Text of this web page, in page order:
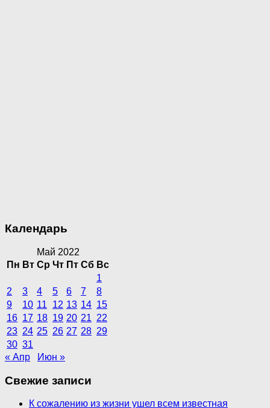
Календарь
Май 2022
Пн Вт Ср Чт Пт Сб Вс
1
2
3 4 5 6 7
8
9
10 11 12 13 14 15
16 17 18 19 20 21 22
23 24 25 26 27 28 29
30 31
« Апр
Июн »
Свежие записи
К сожалению из жизни ушел всем известная